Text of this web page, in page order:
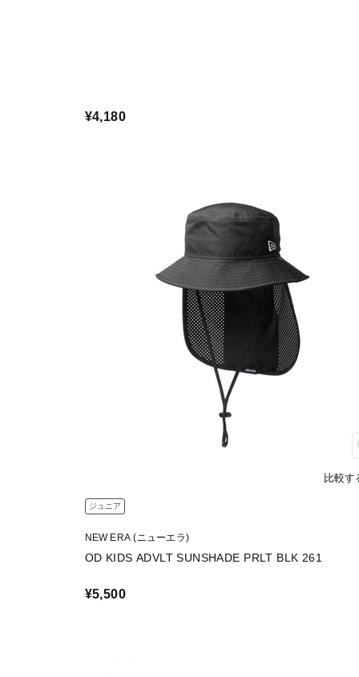
¥4,180
比較す
ジュニア
NEW ERA (ニューエラ)
OD KIDS ADVLT SUNSHADE PRLT BLK 261
¥5,500